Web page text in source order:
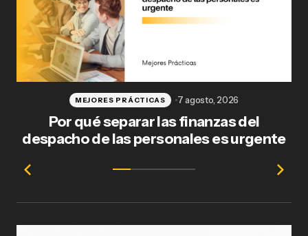
Por qué separar las finanzas del
despacho de las personales es urgente
MEJORES PRÁCTICAS 7 agosto, 2026